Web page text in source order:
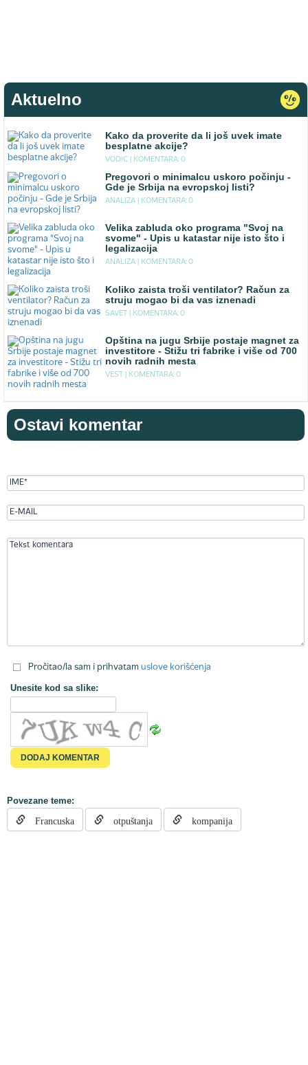
Aktuelno
Kako da proverite da li još uvek imate
besplatne akcije?
VODIC | KOMENTARA: 0
Pregovori o minimalcu uskoro počinju -
Gde je Srbija na evropskoj listi?
ANALIZA | KOMENTARA: 0
Velika zabluda oko programa "Svoj na
svome" - Upis u katastar nije isto što i
legalizacija
ANALIZA | KOMENTARA: 0
Koliko zaista troši ventilator? Račun za
struju mogao bi da vas iznenadi
SAVET | KOMENTARA: 0
Opština na jugu Srbije postaje magnet za
investitore - Stižu tri fabrike i više od 700
novih radnih mesta
VEST | KOMENTARA: 0
Ostavi komentar
Pročitao/la sam i prihvatam uslove korišćenja
Unesite kod sa slike:
Povezane teme:
Francuska otpuštanja kompanija